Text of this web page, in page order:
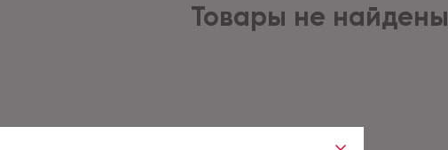
Товары не найдены